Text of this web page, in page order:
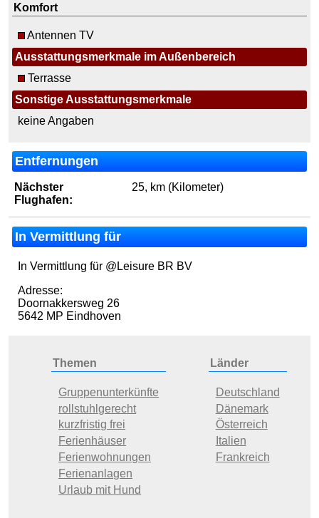
Komfort
Antennen TV
Ausstattungsmerkmale im Außenbereich
Terrasse
Sonstige Ausstattungsmerkmale
keine Angaben
Entfernungen
Nächster
Flughafen:
25, km (Kilometer)
In Vermittlung für
In Vermittlung für @Leisure BR BV
Adresse:
Doornakkersweg 26
5642 MP Eindhoven
Themen
Gruppenunterkünfte
rollstuhlgerecht
kurzfristig frei
Ferienhäuser
Ferienwohnungen
Ferienanlagen
Urlaub mit Hund
Länder
Deutschland
Dänemark
Österreich
Italien
Frankreich